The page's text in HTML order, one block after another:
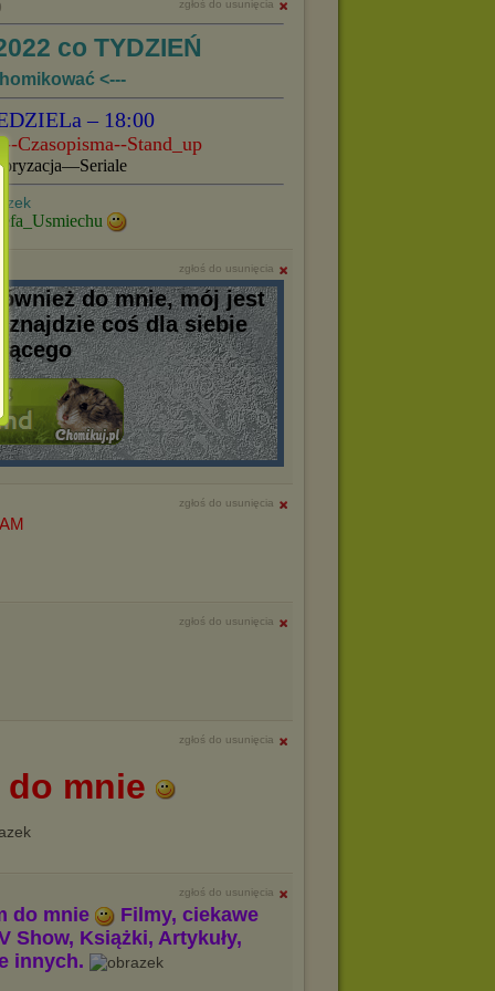
zgłoś do usunięcia
co TYDZIEŃ
<---
– 18:00
Czasopisma--Stand_up
zgłoś do usunięcia
do mnie, mój jest
znajdzie coś dla siebie
zgłoś do usunięcia
zgłoś do usunięcia
zgłoś do usunięcia
do mnie
zgłoś do usunięcia
do mnie
Filmy, ciekawe
Show, Książki, Artykuły,
innych.